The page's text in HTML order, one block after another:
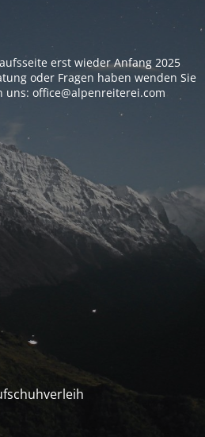
erst wieder Anfang 2025
oder Fragen haben wenden Sie
office@alpenreiterei.com